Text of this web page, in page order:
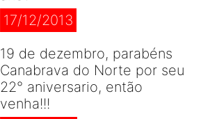
17/12/2013
19 de dezembro, parabéns
Canabrava do Norte por seu
22° aniversario, então
venha!!!